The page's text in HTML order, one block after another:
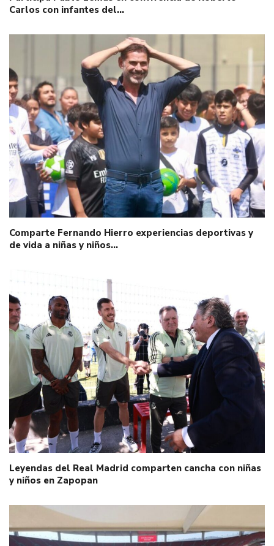
Carlos con infantes del…
Comparte Fernando Hierro experiencias deportivas y
de vida a niñas y niños…
Leyendas del Real Madrid comparten cancha con niñas
y niños en Zapopan